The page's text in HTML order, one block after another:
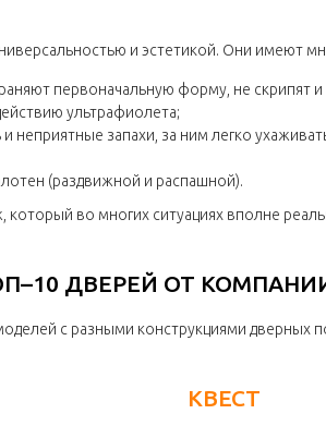
и эстетикой. Они имеют
первоначальную форму, не скрипят и
ультрафиолета;
неприятные запахи, за ним легко
(раздвижной и распашной).
во многих ситуациях вполне
ДВЕРЕЙ ОТ
с разными конструкциями
КВЕСТ